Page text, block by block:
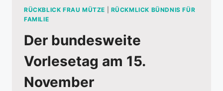
RÜCKBLICK FRAU MÜTZE
RÜCKMLICK BÜNDNIS FÜR
FAMILIE
Der bundesweite
Vorlesetag am 15.
November